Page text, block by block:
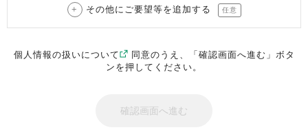
その他にご要望等を追加する 任意
個人情報の扱いについて
同意のうえ、「確認画面へ進む」ボタ
ンを押してください。